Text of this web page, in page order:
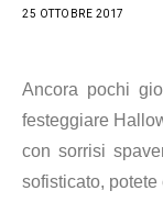
25 OTTOBRE 2017
Ancora pochi
festeggiare
con sorrisi
sofisticato,